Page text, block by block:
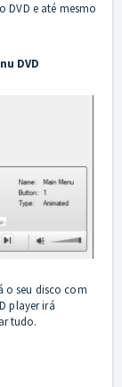
DVD e até mesmo
DVD
o seu disco com
player irá
tudo.